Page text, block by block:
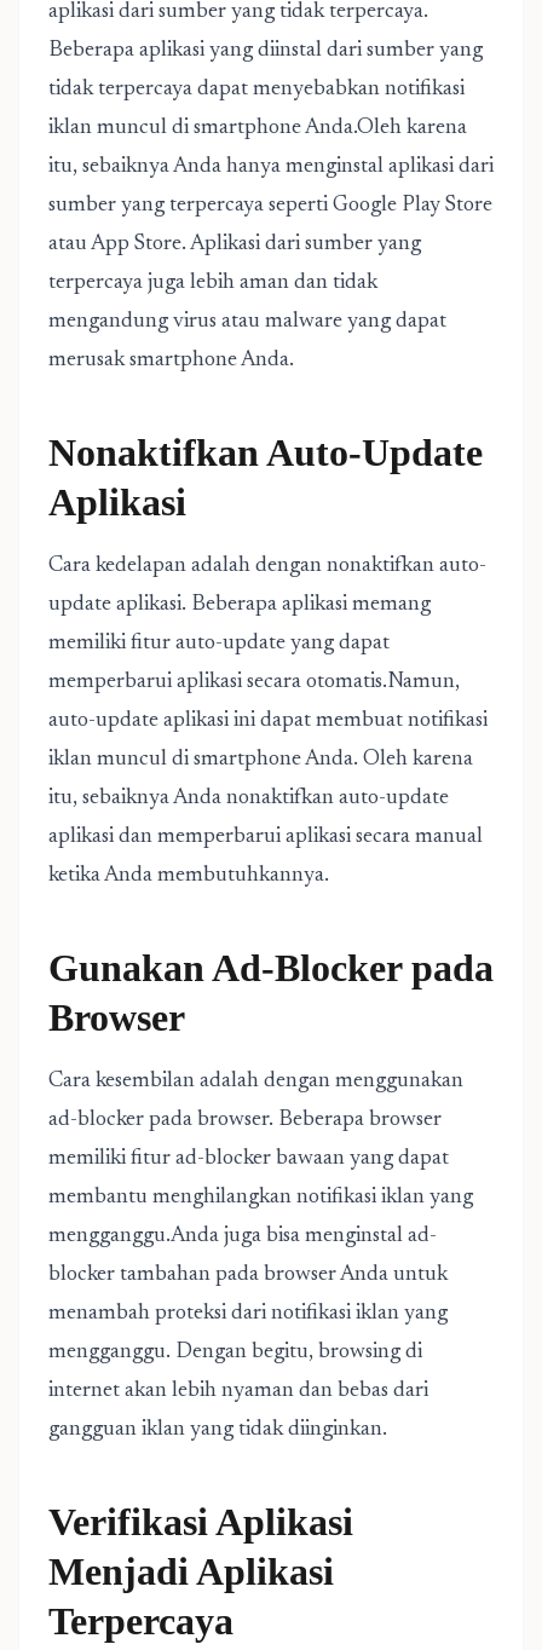
aplikasi dari sumber yang tidak terpercaya.
Beberapa aplikasi yang diinstal dari sumber yang
tidak terpercaya dapat menyebabkan notifikasi
iklan muncul di smartphone Anda.Oleh karena
itu, sebaiknya Anda hanya menginstal aplikasi dari
sumber yang terpercaya seperti Google Play Store
atau App Store. Aplikasi dari sumber yang
terpercaya juga lebih aman dan tidak
mengandung virus atau malware yang dapat
merusak smartphone Anda.
Nonaktifkan Auto-Update
Aplikasi
Cara kedelapan adalah dengan nonaktifkan auto-
update aplikasi. Beberapa aplikasi memang
memiliki fitur auto-update yang dapat
memperbarui aplikasi secara otomatis.Namun,
auto-update aplikasi ini dapat membuat notifikasi
iklan muncul di smartphone Anda. Oleh karena
itu, sebaiknya Anda nonaktifkan auto-update
aplikasi dan memperbarui aplikasi secara manual
ketika Anda membutuhkannya.
Gunakan Ad-Blocker pada
Browser
Cara kesembilan adalah dengan menggunakan
ad-blocker pada browser. Beberapa browser
memiliki fitur ad-blocker bawaan yang dapat
membantu menghilangkan notifikasi iklan yang
mengganggu.Anda juga bisa menginstal ad-
blocker tambahan pada browser Anda untuk
menambah proteksi dari notifikasi iklan yang
mengganggu. Dengan begitu, browsing di
internet akan lebih nyaman dan bebas dari
gangguan iklan yang tidak diinginkan.
Verifikasi Aplikasi
Menjadi Aplikasi
Terpercaya